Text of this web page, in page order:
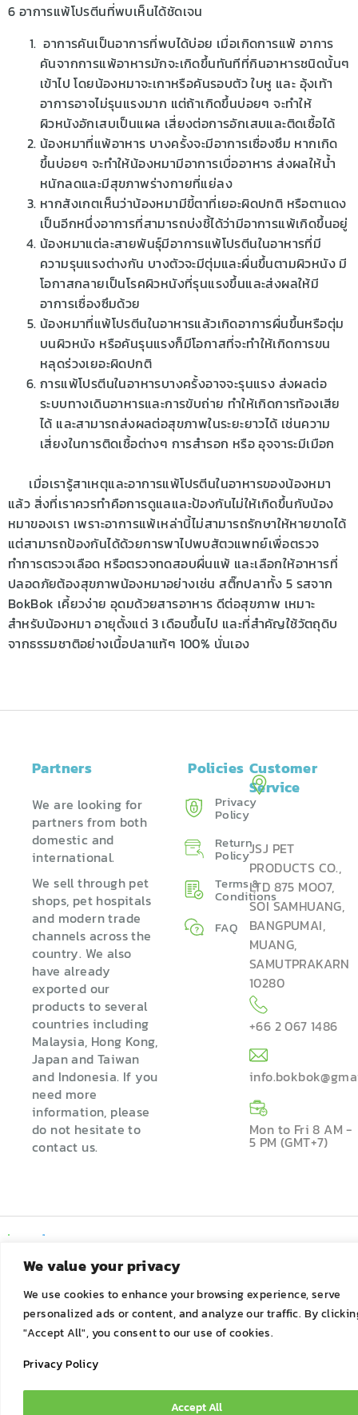
We value your privacy
We use cookies to enhance your browsing experience, serve
personalized ads or content, and analyze our traffic. By
"Accept All", you consent to our use of cookies.
Privacy Policy
Accept All
6 อาการแพ้โปรตีนที่พบเห็นได้ชัดเจน
อาการคันเป็นอาการที่พบได้บ่อย เมื่อเกิดการแพ้ อาการ
คันจากการแพ้อาหารมักจะเกิดขึ้นทันทีที่กินอาหารชนิดนั้นๆ
เข้าไป โดยน้องหมาจะเกาหรือคันรอบตัว ใบหู และ อุ้งเท้า
อาการอาจไม่รุนแรงมาก แต่ถ้าเกิดขึ้นบ่อยๆ จะทำให้
ผิวหนังอักเสบเป็นแผล เสี่ยงต่อการอักเสบและติดเชื้อได้
น้องหมาที่แพ้อาหาร บางครั้งจะมีอาการเซื่องซึม หากเกิด
ขึ้นบ่อยๆ จะทำให้น้องหมามีอาการเบื่ออาหาร ส่งผลให้น้ำ
หนักลดและมีสุขภาพร่างกายที่แย่ลง
หากสังเกตเห็นว่าน้องหมามีขี้ตาที่เยอะผิดปกติ หรือตาแดง
เป็นอีกหนึ่งอาการที่สามารถบ่งชี้ได้ว่ามีอาการแพ้เกิดขึ้นอยู่
น้องหมาแต่ละสายพันธุ์มีอาการแพ้โปรตีนในอาหารที่มี
ความรุนแรงต่างกัน บางตัวจะมีตุ่มและผื่นขึ้นตามผิวหนัง มี
โอกาสกลายเป็นโรคผิวหนังที่รุนแรงขึ้นและส่งผลให้มี
อาการเซื่องซึมด้วย
น้องหมาที่แพ้โปรตีนในอาหารแล้วเกิดอาการผื่นขึ้นหรือตุ่ม
บนผิวหนัง หรือคันรุนแรงก็มีโอกาสที่จะทำให้เกิดการขน
หลุดร่วงเยอะผิดปกติ
การแพ้โปรตีนในอาหารบางครั้งอาจจะรุนแรง ส่งผลต่อ
ระบบทางเดินอาหารและการขับถ่าย ทำให้เกิดการท้องเสีย
ได้ และสามารถส่งผลต่อสุขภาพในระยะยาวได้ เช่นความ
เสี่ยงในการติดเชื้อต่างๆ การสำรอก หรือ อุจจาระมีเมือก
เมื่อเรารู้สาเหตุและอาการแพ้โปรตีนในอาหารของน้องหมา
แล้ว สิ่งที่เราควรทำคือการดูแลและป้องกันไม่ให้เกิดขึ้นกับน้อง
หมาของเรา เพราะอาการแพ้เหล่านี้ไม่สามารถรักษาให้หายขาดได้
แต่สามารถป้องกันได้ด้วยการพาไปพบสัตวแพทย์เพื่อตรวจ
ทำการตรวจเลือด หรือตรวจทดสอบผื่นแพ้ และเลือกให้อาหารที่
ปลอดภัยต้องสุขภาพน้องหมาอย่างเช่น สติ๊กปลาทั้ง 5 รสจาก
BokBok เคี้ยวง่าย อุดมด้วยสารอาหาร ดีต่อสุขภาพ เหมาะ
สำหรับน้องหมา อายุตั้งแต่ 3 เดือนขึ้นไป และที่สำคัญใช้วัตถุดิบ
จากธรรมชาติอย่างเนื้อปลาแท้ๆ 100% นั่นเอง
Partners
We are looking for
partners from both
domestic and
international.
We sell through pet
shops, pet hospitals
and modern trade
channels across the
country. We also
have already
exported our
products to several
countries including
Malaysia, Hong Kong,
Japan and Taiwan
and Indonesia. If you
need more
information, please
do not hesitate to
contact us.
Policies
Privacy
Policy
Return
Policy ​
Terms &
Conditions
FAQ
Customer
Service
JSJ PET
PRODUCTS CO.,
LTD 875 MOO7,
SOI SAMHUANG,
BANGPUMAI,
MUANG,
SAMUTPRAKARN
10280
+66 2 067 1486
Mon to Fri 8 AM -
5 PM (GMT+7)